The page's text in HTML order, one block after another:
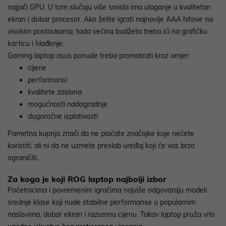
najjači GPU. U tom slučaju više smisla ima ulaganje u kvalitetan
ekran i dobar procesor. Ako želite igrati najnovije AAA hitove na
visokim postavkama, tada većina budžeta treba ići na grafičku
karticu i hlađenje.
Gaming laptop asus ponude treba promatrati kroz omjer:
cijene
performansi
kvalitete zaslona
mogućnosti nadogradnje
dugoročne isplativosti
Pametna kupnja znači da ne plaćate značajke koje nećete
koristiti, ali ni da ne uzmete preslab uređaj koji će vas brzo
ograničiti.
Za koga je koji ROG laptop najbolji izbor
Početnicima i povremenim igračima najviše odgovaraju modeli
srednje klase koji nude stabilne performanse u popularnim
naslovima, dobar ekran i razumnu cijenu. Takav laptop pruža vrlo